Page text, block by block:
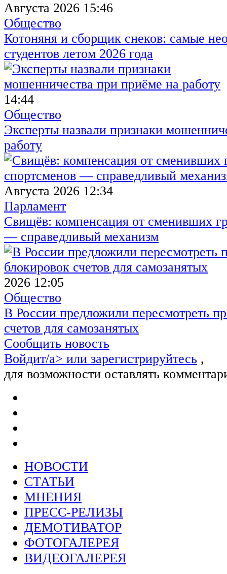
Августа 2026 15:46
Общество
Котоняня и сборщик снеков: самые
студентов летом 2026 года
14:44
Общество
Эксперты назвали признаки
работу
Августа 2026 12:34
Парламент
Свищёв: компенсация от сменивших
— справедливый механизм
2026 12:05
Общество
В России предложили пересмотреть
счетов для самозанятых
Сообщить новость
Войдит/a> или зарегистрируйтесь ,
для возможности оставлять
НОВОСТИ
СТАТЬИ
МНЕНИЯ
ПРЕСС-РЕЛИЗЫ
ДЕМОТИВАТОР
ФОТОГАЛЕРЕЯ
ВИДЕОГАЛЕРЕЯ